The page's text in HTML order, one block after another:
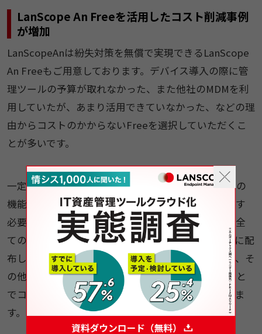
LanScope An Freeを活用したコスト削減事例
が増加
LanScopeAnは紛失対策を無償で実現できるLanScope
An Freeもご用意しております。デバイス導入の際に管
理ツールの予算が取れなかった、また他社のMDMを利
用していたが、あまり活用できていなかった、などの理
由からコストのかからないFreeを選択していただくこ
とが多いです。
一定期間Freeで運用いただき、資産管理などその他の
機能をご利用されたい場合は、インストールをし直す
必要はなく、有償版のお申し込みをいただくだけで全
ての機能がご利用いただけます。最近は、営業さんに配
布したデバイスは位置情報を管理するために有償版、そ
の他のデバイスはFree、というように、併用すること
でコスト削減を実現しているお客様もいらっしゃいま
す。